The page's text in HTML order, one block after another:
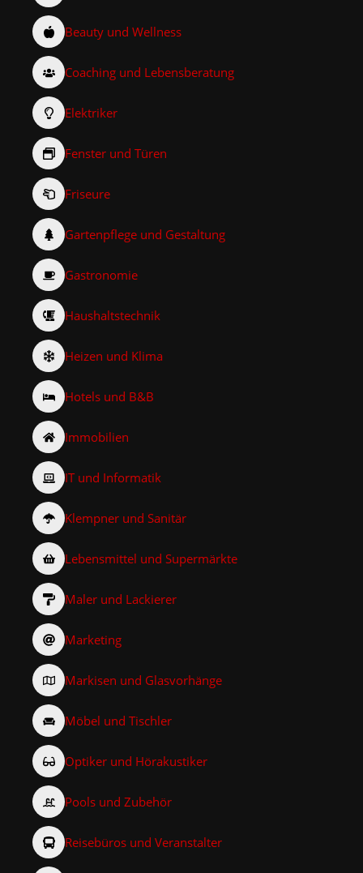
Beauty und Wellness
Coaching und Lebensberatung
Elektriker
Fenster und Türen
Friseure
Gartenpflege und Gestaltung
Gastronomie
Haushaltstechnik
Heizen und Klima
Hotels und B&B
Immobilien
IT und Informatik
Klempner und Sanitär
Lebensmittel und Supermärkte
Maler und Lackierer
Marketing
Markisen und Glasvorhänge
Möbel und Tischler
Optiker und Hörakustiker
Pools und Zubehör
Reisebüros und Veranstalter